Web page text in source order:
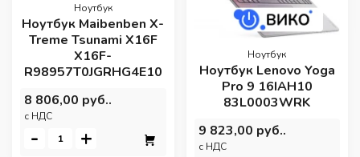
Ноутбук
Ноутбук Maibenben X-
Treme Tsunami X16F
X16F-
R98957T0JGRHG4E10
8 806,00 руб..
c НДС
- +
Ноутбук
Ноутбук Lenovo Yoga
Pro 9 16IAH10
83L0003WRK
9 823,00 руб..
c НДС